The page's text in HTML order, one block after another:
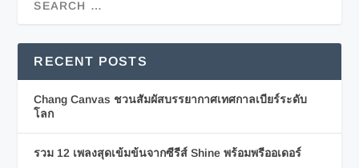
RECENT POSTS
Chang Canvas ชวนสัมผัสบรรยากาศเทศกาลเบียร์ระดับ
โลก
รวม 12 เพลงสุดเข้มข้นจากซีรีส์ Shine พร้อมพรีออเดอร์